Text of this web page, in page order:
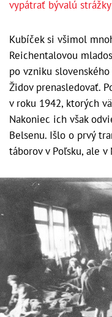
vypátrať bývalú
Kubíček si všimol
Reichentalovou
po vzniku
Židov prenasledovať.
v roku 1942, ktorých
Nakoniec ich však
Belsenu. Išlo o prvý
táborov v Poľsku, ale v